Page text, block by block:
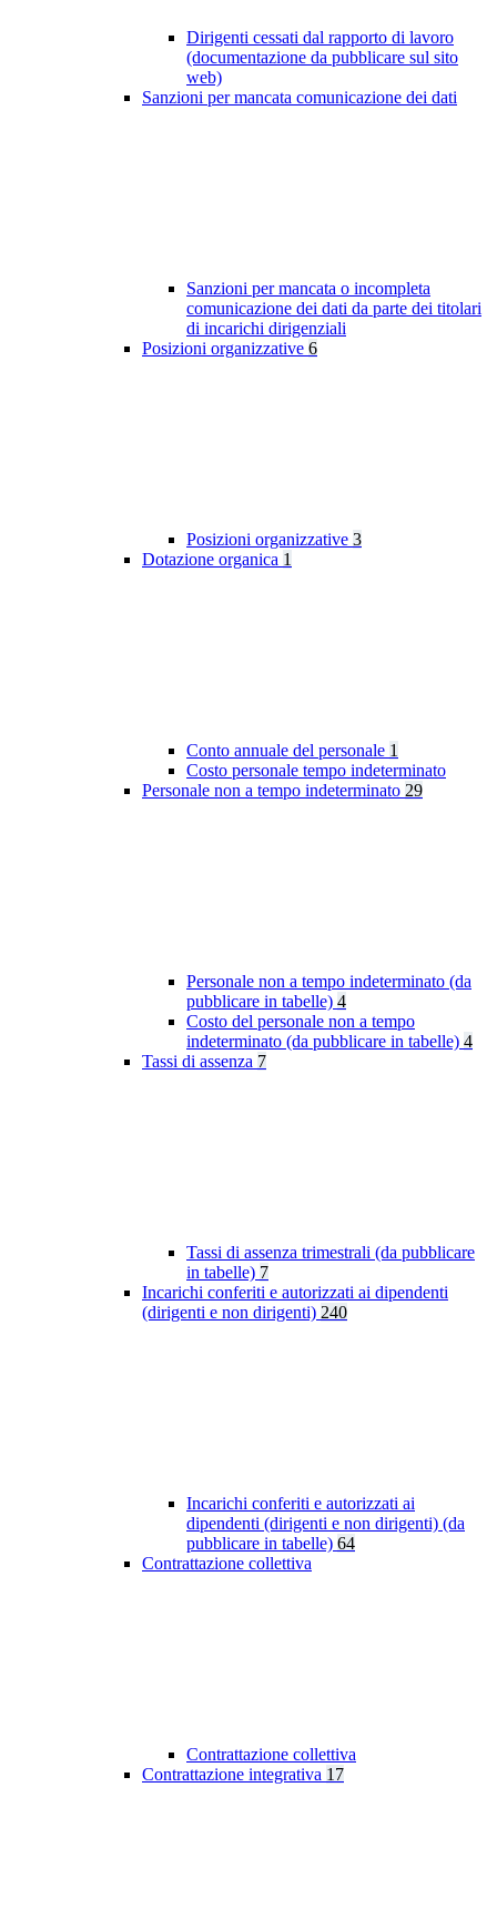
Dirigenti cessati dal rapporto di lavoro
(documentazione da pubblicare sul sito
web)
Sanzioni per mancata comunicazione dei dati
Sanzioni per mancata o incompleta
comunicazione dei dati da parte dei titolari
di incarichi dirigenziali
Posizioni organizzative 6
Posizioni organizzative 3
Dotazione organica 1
Conto annuale del personale 1
Costo personale tempo indeterminato
Personale non a tempo indeterminato 29
Personale non a tempo indeterminato (da
pubblicare in tabelle) 4
Costo del personale non a tempo
indeterminato (da pubblicare in tabelle) 4
Tassi di assenza 7
Tassi di assenza trimestrali (da pubblicare
in tabelle) 7
Incarichi conferiti e autorizzati ai dipendenti
(dirigenti e non dirigenti) 240
Incarichi conferiti e autorizzati ai
dipendenti (dirigenti e non dirigenti) (da
pubblicare in tabelle) 64
Contrattazione collettiva
Contrattazione collettiva
Contrattazione integrativa 17